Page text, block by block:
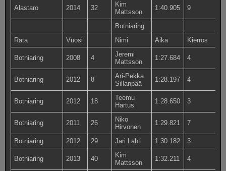
Alastaro 2014 32
Kim
Mattsson
1:40.905 9
Botniaring
Rata
Vuosi Nimi Aika Kierros
Botniaring 2008 4
Jeremi
Mattsson
1:27.684 4
Botniaring 2012 8
Ari-Pekka
Sillanpää
1:28.197 4
Botniaring 2012 18
Teemu
Hartus
1:28.650 3
Botniaring 2011 26
Niko
Hirvonen
1:29.821 7
Botniaring 2012 29 Jari Lahti 1:30.182 3
Botniaring 2013 40
Kim
Mattsson
1:32.211 4